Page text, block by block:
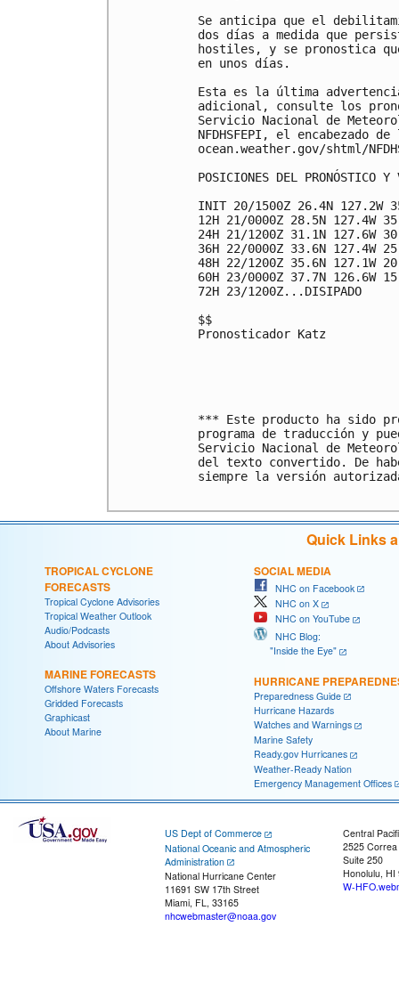
Se anticipa que el
dos días a medida que
hostiles, y se pronostica
en unos días.
Esta es la última
adicional, consulte los
Servicio Nacional de
NFDHSFEPI, el encabezado de
ocean.weather.gov/shtml/
POSICIONES DEL PRONÓSTICO Y
INIT 20/1500Z 26.4N 127.2W
12H 21/0000Z 28.5N 127.4W 35
24H 21/1200Z 31.1N 127.6W 30
36H 22/0000Z 33.6N 127.4W 25
48H 22/1200Z 35.6N 127.1W 20
60H 23/0000Z 37.7N 126.6W 15
72H 23/1200Z...DISIPADO
$$
Pronosticador Katz
*** Este producto ha sido
programa de traducción y
Servicio Nacional de
del texto convertido. De
siempre la versión
Quick Links
TROPICAL CYCLONE
FORECASTS
Tropical Cyclone Advisories
Tropical Weather Outlook
Audio/Podcasts
About Advisories
MARINE FORECASTS
Offshore Waters Forecasts
Gridded Forecasts
Graphicast
About Marine
SOCIAL MEDIA
NHC on Facebook
NHC on X
NHC on YouTube
NHC Blog:
"Inside the Eye"
HURRICANE
Preparedness Guide
Hurricane Hazards
Watches and Warnings
Marine Safety
Ready.gov Hurricanes
Weather-Ready Nation
Emergency Management Offices
US Dept of Commerce
National Oceanic and Atmospheric
Administration
National Hurricane Center
11691 SW 17th Street
Miami, FL, 33165
nhcwebmaster@noaa.gov
Central
2525
Suite 250
Honolulu, HI
W-